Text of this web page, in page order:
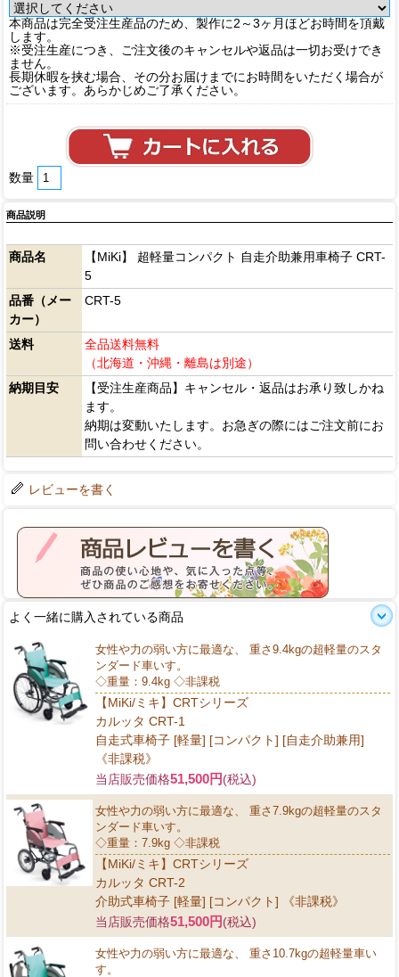
本商品は完全受注生産品のため、製作に2～3ヶ月ほどお時間を頂戴
します。
※受注生産につき、ご注文後のキャンセルや返品は一切お受けでき
ません。
長期休暇を挟む場合、その分お届けまでにお時間をいただく場合が
ございます。あらかじめご了承ください。
数量
商品説明
商品名
【MiKi】 超軽量コンパクト 自走介助兼用車椅子 CRT-
5
品番（メー
カー）
CRT-5
送料
全品送料無料
（北海道・沖縄・離島は別途）
納期目安
【受注生産商品】キャンセル・返品はお承り致しかね
ます。
納期は変動いたします。お急ぎの際にはご注文前にお
問い合わせください。
レビューを書く
よく一緒に購入されている商品
女性や力の弱い方に最適な、 重さ9.4kgの超軽量のスタ
ンダード車いす。
◇重量：9.4kg ◇非課税
【MiKi/ミキ】CRTシリーズ
カルッタ CRT-1
自走式車椅子 [軽量] [コンパクト] [自走介助兼用]
《非課税》
当店販売価格51,500円(税込)
女性や力の弱い方に最適な、 重さ7.9kgの超軽量のスタ
ンダード車いす。
◇重量：7.9kg ◇非課税
【MiKi/ミキ】CRTシリーズ
カルッタ CRT-2
介助式車椅子 [軽量] [コンパクト] 《非課税》
当店販売価格51,500円(税込)
女性や力の弱い方に最適な、 重さ10.7kgの超軽量車い
す。